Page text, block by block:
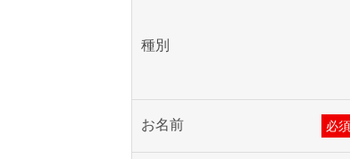
種別
お名前 必須